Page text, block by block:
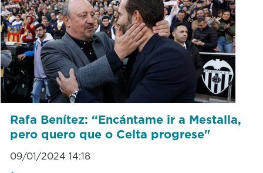
Rafa Benítez: “Encántame ir a Mestalla,
pero quero que o Celta progrese"
09/01/2024 14:18